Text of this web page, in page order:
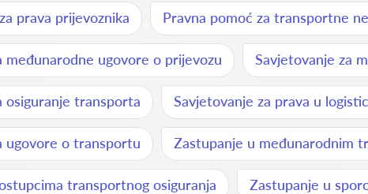
prava prijevoznika Pravna pomoć za transportne
međunarodne ugovore o prijevozu Savjetovanje za
osiguranje transporta Savjetovanje za prava u
ugovore o transportu Zastupanje u međunarodnim
transportnog osiguranja Zastupanje u